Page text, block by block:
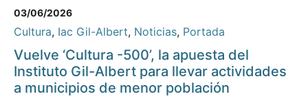
03/06/2026
Cultura, Iac Gil-Albert, Noticias, Portada
Vuelve ‘Cultura -500’, la apuesta del
Instituto Gil-Albert para llevar actividades
a municipios de menor población